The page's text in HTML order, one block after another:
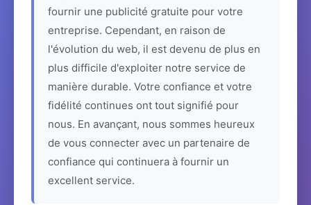
fournir une publicité gratuite pour votre
entreprise. Cependant, en raison de
l'évolution du web, il est devenu de plus en
plus difficile d'exploiter notre service de
manière durable. Votre confiance et votre
fidélité continues ont tout signifié pour
nous. En avançant, nous sommes heureux
de vous connecter avec un partenaire de
confiance qui continuera à fournir un
excellent service.